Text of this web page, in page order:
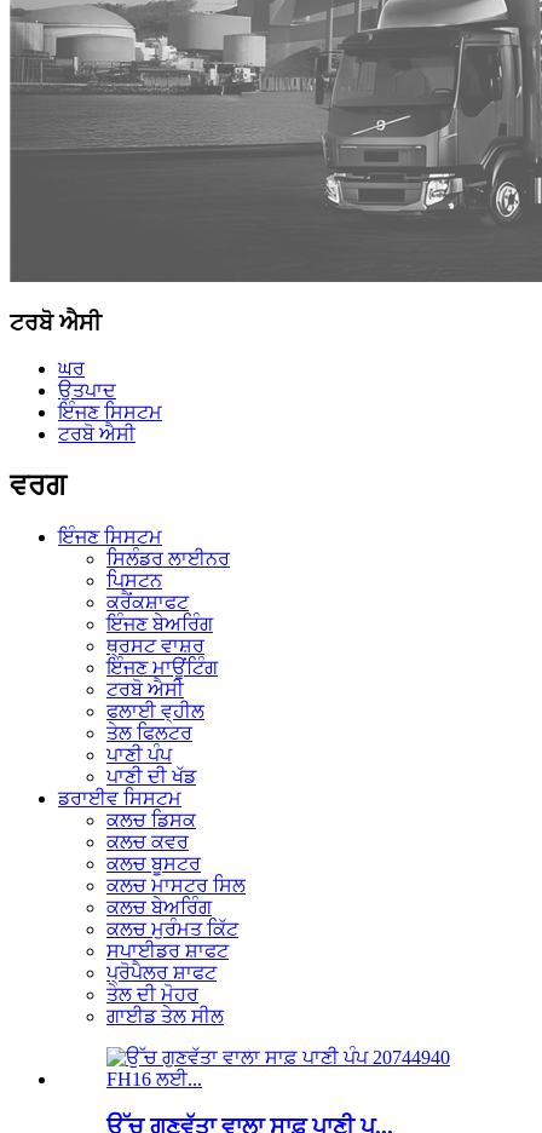
ਟਰਬੋ ਐਸੀ
ਘਰ
ਉਤਪਾਦ
ਇੰਜਣ ਸਿਸਟਮ
ਟਰਬੋ ਐਸੀ
ਵਰਗ
ਇੰਜਣ ਸਿਸਟਮ
ਸਿਲੰਡਰ ਲਾਈਨਰ
ਪਿਸਟਨ
ਕਰੈਂਕਸ਼ਾਫਟ
ਇੰਜਣ ਬੇਅਰਿੰਗ
ਥ੍ਰਸਟ ਵਾਸ਼ਰ
ਇੰਜਣ ਮਾਊਂਟਿੰਗ
ਟਰਬੋ ਐਸੀ
ਫਲਾਈ ਵ੍ਹੀਲ
ਤੇਲ ਫਿਲਟਰ
ਪਾਣੀ ਪੰਪ
ਪਾਣੀ ਦੀ ਖੱਡ
ਡਰਾਈਵ ਸਿਸਟਮ
ਕਲਚ ਡਿਸਕ
ਕਲਚ ਕਵਰ
ਕਲਚ ਬੂਸਟਰ
ਕਲਚ ਮਾਸਟਰ ਸਿਲ
ਕਲਚ ਬੇਅਰਿੰਗ
ਕਲਚ ਮੁਰੰਮਤ ਕਿੱਟ
ਸਪਾਈਡਰ ਸ਼ਾਫਟ
ਪ੍ਰੋਪੈਲਰ ਸ਼ਾਫਟ
ਤੇਲ ਦੀ ਮੋਹਰ
ਗਾਈਡ ਤੇਲ ਸੀਲ
ਉੱਚ ਗੁਣਵੱਤਾ ਵਾਲਾ ਸਾਫ਼ ਪਾਣੀ ਪੁ...